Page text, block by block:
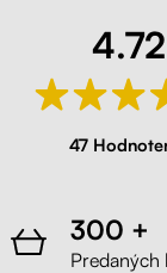
4.72
47
300 +
Predaných